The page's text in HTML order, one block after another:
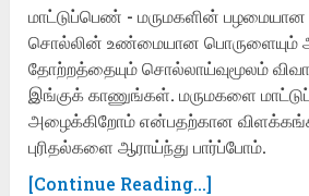
மாட்டுப்பெண் - மருமகளின் பழமையான
சொல்லின் உண்மையான பொருளையும்
தோற்றத்தையும் சொல்லாய்வுமூலம்
இங்குக் காணுங்கள். மருமகளை
அழைக்கிறோம் என்பதற்கான
புரிதல்களை ஆராய்ந்து பார்ப்போம்.
[Continue Reading...]